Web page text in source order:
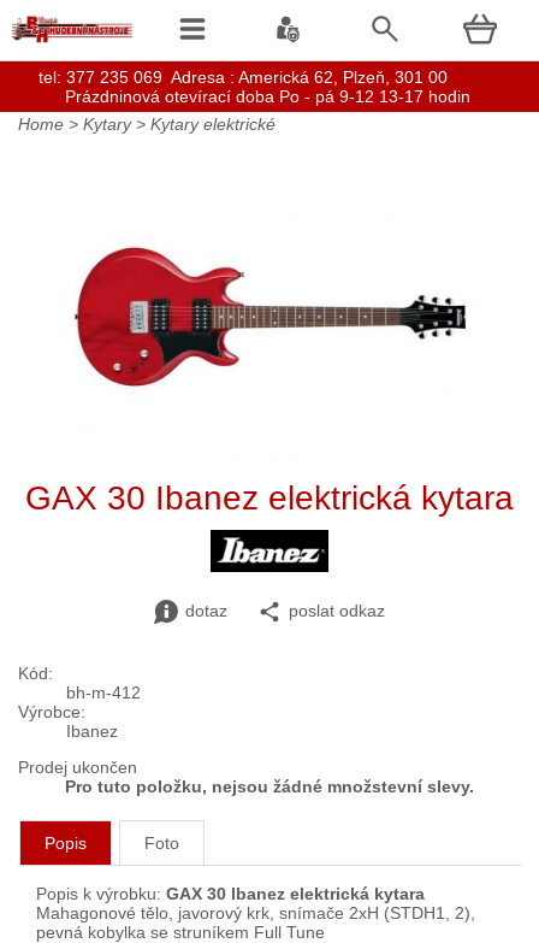
Home > Kytary> Kytary elektrické
GAX 30 Ibanez elektrická kytara
dotaz poslat odkaz
Kód:
bh-m-412
Výrobce:
Ibanez
Prodej ukončen
Pro tuto položku, nejsou žádné množstevní slevy.
Popis Foto
Popis k výrobku: GAX 30 Ibanez elektrická kytara
Mahagonové tělo, javorový krk, snímače 2xH (STDH1, 2),
pevná kobylka se struníkem Full Tune
tel: 377 235 069 Adresa : Americká 62, Plzeň, 301 00
Prázdninová otevírací doba Po - pá 9-12 13-17 hodin